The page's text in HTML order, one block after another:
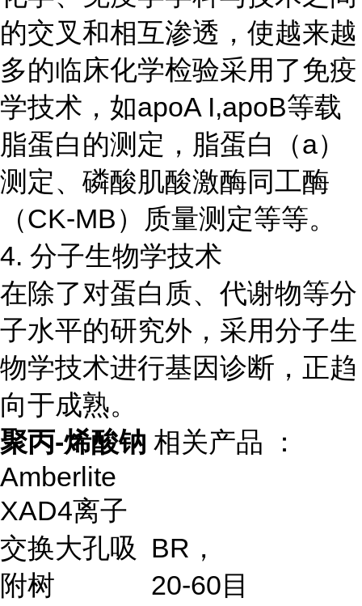
的交叉和相互渗透，使越来越
多的临床化学检验采用了免疫
学技术，如apoA I,apoB等载
脂蛋白的测定，脂蛋白（a）
测定、磷酸肌酸激酶同工酶
（CK-MB）质量测定等等。
4. 分子生物学技术
在除了对蛋白质、代谢物等分
子水平的研究外，采用分子生
物学技术进行基因诊断，正趋
向于成熟。
聚丙-烯酸钠 相关产品 ：
Amberlite
XAD4离子
交换大孔吸
附树
BR ，
20-60目